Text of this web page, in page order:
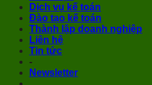
Dịch vụ kế toán
Đào tạo kế toán
Thành lập doanh nghiệp
Liên hệ
Tin tức
-
Newsletter